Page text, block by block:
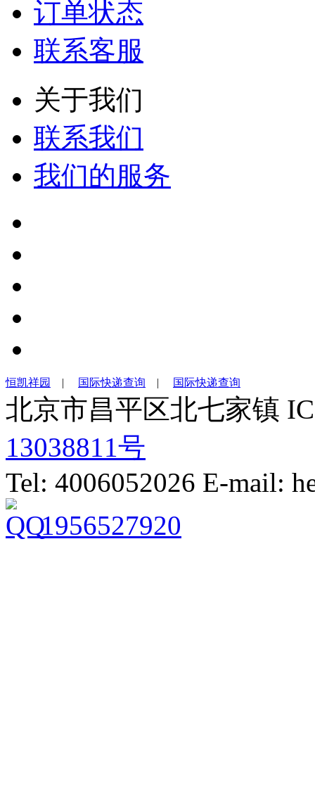
订单状态
联系客服
关于我们
联系我们
我们的服务
恒凯祥园 | 国际快递查询 | 国际快递查询
北京市昌平区北七家镇
13038811号
Tel: 4006052026 E-mail:
1956527920